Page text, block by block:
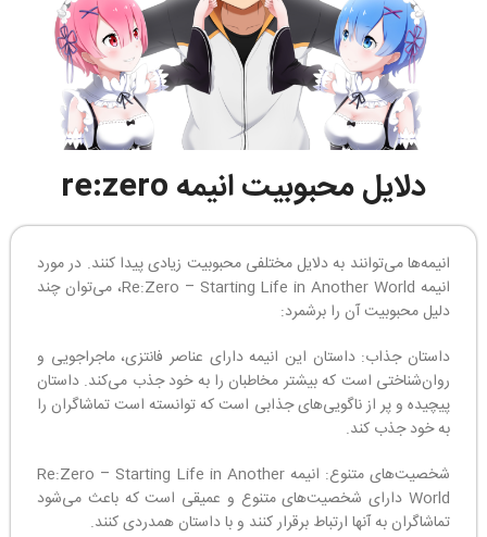
دلایل محبوبیت انیمه re:zero
انیمه‌ها می‌توانند به دلایل مختلفی محبوبیت زیادی پیدا کنند. در مورد
انیمه Re:Zero – Starting Life in Another World، می‌توان چند
دلیل محبوبیت آن را برشمرد:
داستان جذاب: داستان این انیمه دارای عناصر فانتزی، ماجراجویی و
روان‌شناختی است که بیشتر مخاطبان را به خود جذب می‌کند. داستان
پیچیده و پر از ناگویی‌های جذابی است که توانسته است تماشاگران را
به خود جذب کند.
شخصیت‌های متنوع: انیمه Re:Zero – Starting Life in Another
World دارای شخصیت‌های متنوع و عمیقی است که باعث می‌شود
تماشاگران به آنها ارتباط برقرار کنند و با داستان همدردی کنند.